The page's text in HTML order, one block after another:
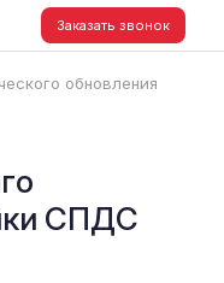
Заказать звонок
обновления
СПДС